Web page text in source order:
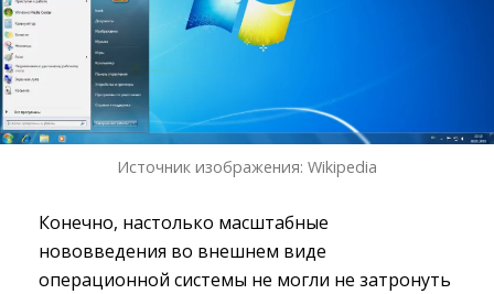
Источник изображения: Wikipedia
Конечно, настолько масштабные
нововведения во внешнем виде
операционной системы не могли не затронуть